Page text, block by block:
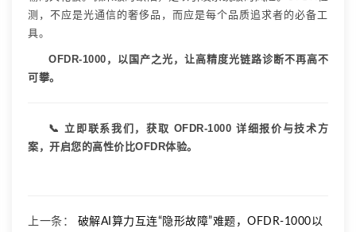
测，不应是光通信的奢侈品，而应是每个品质追求者的必备工
具。
OFDR-1000 ，以国产之光，让高精度光链路诊断不再高不
可攀。
📞 立即联系我们，获取 OFDR-1000 详细报价与技术方
案，开启您的高性价比OFDR体验。
上一条： 破解AI算力互连“隐形故障”难题，OFDR-1000以